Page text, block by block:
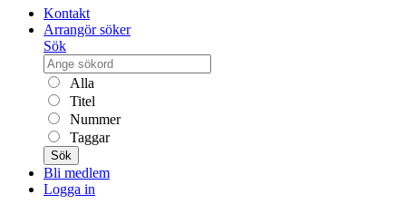
Kontakt
Arrangör söker
Sök
Alla
Titel
Nummer
Taggar
Sök
Bli medlem
Logga in